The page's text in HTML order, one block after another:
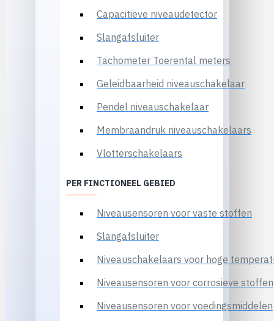
Capacitieve niveaudetector
Slangafsluiter
Tachometer Toerental meters
Geleidbaarheid niveauschakelaar
Pendel niveauschakelaar
Membraandruk niveauschakelaars
Vlotterschakelaars
PER FINCTIONEEL GEBIED
Niveausensoren voor vaste stoffen
Slangafsluiter
Niveauschakelaars voor hoge
Niveausensoren voor corrosieve stoffen
Niveausensoren voor voedingsmiddelen